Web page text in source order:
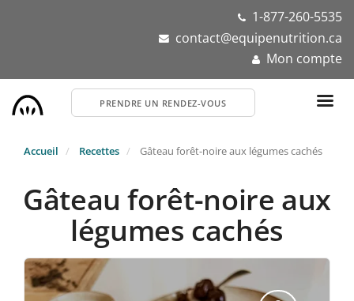
1-877-260-5535
contact@equipenutrition.ca
Mon compte
PRENDRE UN RENDEZ-VOUS
Accueil Recettes Gâteau forêt-noire aux légumes cachés
Gâteau forêt-noire aux
légumes cachés